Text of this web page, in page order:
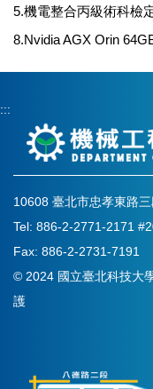
5.機電整合丙級術科檢
8.Nvidia AGX Orin
:::
10608 臺北市忠孝東路
Tel: 886-2-2771-2171
Fax: 886-2-2731-7191
© 2024 國立臺北科技大
護